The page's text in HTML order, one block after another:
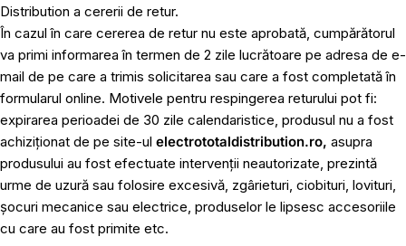
Distribution a cererii de retur.
În cazul în care cererea de retur nu este aprobată, cumpărătorul
va primi informarea în termen de 2 zile lucrătoare pe adresa de e-
mail de pe care a trimis solicitarea sau care a fost completată în
formularul online. Motivele pentru respingerea returului pot fi:
expirarea perioadei de 30 zile calendaristice, produsul nu a fost
achiziționat de pe site-ul electrototaldistribution.ro, asupra
produsului au fost efectuate intervenții neautorizate, prezintă
urme de uzură sau folosire excesivă, zgârieturi, ciobituri, lovituri,
șocuri mecanice sau electrice, produselor le lipsesc accesoriile
cu care au fost primite etc.